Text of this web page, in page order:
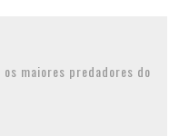
os maiores predadores do